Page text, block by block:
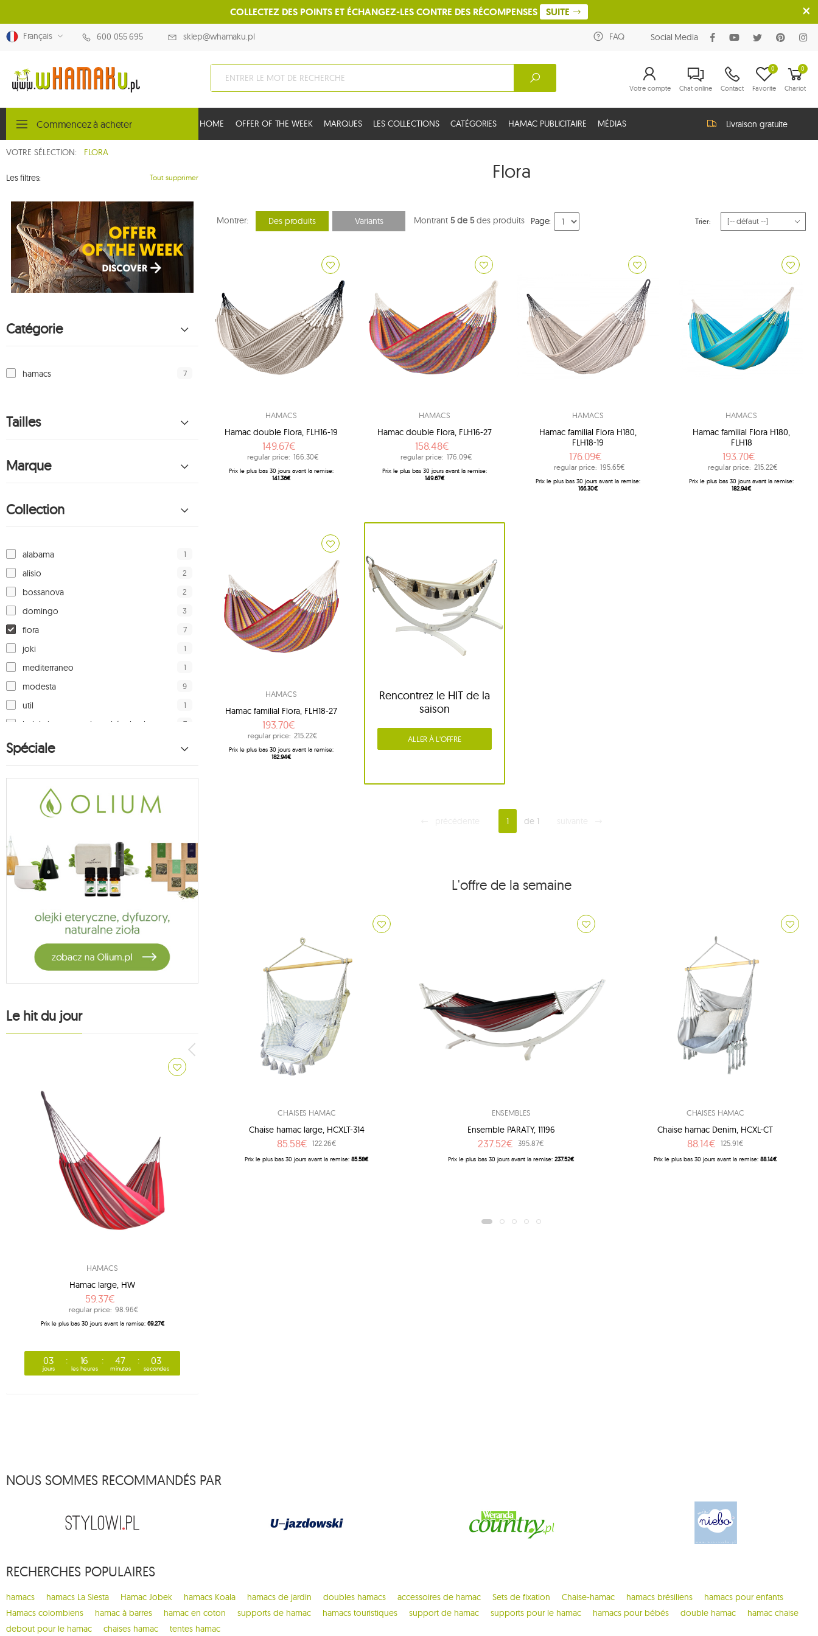
COLLECTEZ DES POINTS ET ÉCHANGEZ-LES CONTRE DES RÉCOMPENSES SUITE
Français 600 055 695 sklep@whamaku.pl FAQ Social Media
Votre compte Chat online Contact Favorite
0 0
Chariot
Commencez à acheter HOME OFFER OF THE WEEK MARQUES LES COLLECTIONS CATÉGORIES HAMAC PUBLICITAIRE MÉDIAS Livraison gratuite
VOTRE SÉLECTION: FLORA
Les filtres: Tout supprimer
Catégorie
hamacs 7
Tailles
Marque
Collection
alabama 1
alisio 2
bossanova 2
domingo 3
flora 7
joki 1
mediterraneo 1
modesta 9
util 1
kolekcja tęczowa hamaków koala 7
hamac koala
hamac à barres koala 19
chaise-hamac koala
hamacs pour enfants koala
habana 5
hamaki księżycowe 14
fotele księżycowe
suspension hamac
hamak bawełniany
zestawy ogrodowe
supports koala
4
accessoires koala
accessoires ticket to the moon
artista
autres fabricants
1
brasilia
breve 3
Spéciale
Le hit du jour
HAMACS
Hamac large, HW
59.37€
regular price: 98.96€
Prix ​​le plus bas 30 jours avant la remise: 69.27€
03
jours
16
les heures
47
minutes
02
secondes
Flora
Montrer: Des produits Variants Montrant 5 de 5des produits Page: Trier:
HAMACS
Hamac double Flora, FLH16-19
149.67€
regular price: 166.30€
Prix ​​le plus bas 30 jours avant la remise:
141.36€
HAMACS
Hamac double Flora, FLH16-27
158.48€
regular price: 176.09€
Prix ​​le plus bas 30 jours avant la remise:
149.67€
HAMACS
Hamac familial Flora H180,
FLH18-19
176.09€
regular price: 195.65€
Prix ​​le plus bas 30 jours avant la remise:
166.30€
HAMACS
Hamac familial Flora H180,
FLH18
193.70€
regular price: 215.22€
Prix ​​le plus bas 30 jours avant la remise:
182.94€
HAMACS
Hamac familial Flora, FLH18-27
193.70€
regular price: 215.22€
Prix ​​le plus bas 30 jours avant la remise:
182.94€
Rencontrez le HIT de la
saison
ALLER À L'OFFRE
1 de 1
L'offre de la semaine
CHAISES HAMAC
Chaise hamac large, HCXLT-314
85.58€ 122.26€
Prix ​​le plus bas 30 jours avant la remise:85.58€
ENSEMBLES
Ensemble PARATY, 11196
237.52€ 395.87€
Prix ​​le plus bas 30 jours avant la remise:237.52€
CHAISES HAMAC
Chaise hamac Denim, HCXL-CT
88.14€ 125.91€
Prix ​​le plus bas 30 jours avant la remise:88.14€
NOUS SOMMES RECOMMANDÉS PAR
RECHERCHES POPULAIRES
hamacs hamacs La Siesta Hamac Jobek hamacs Koala hamacs de jardin doubles hamacs accessoires de hamac Sets de fixation Chaise-hamac hamacs brésiliens
hamacs pour enfants
Hamacs colombiens
hamac à barres hamac en coton supports de hamac hamacs touristiques support de hamac supports pour le hamac hamacs pour bébés double hamac
hamac chaise
debout pour le hamac
chaises hamac tentes hamac